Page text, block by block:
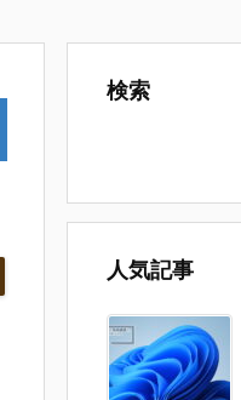
検索
人気記事